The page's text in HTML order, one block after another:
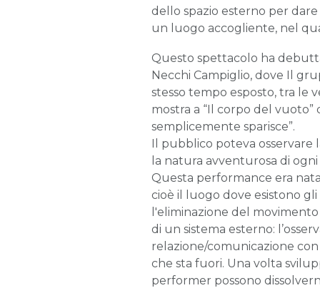
dello spazio esterno per
un luogo accogliente, nel
Questo spettacolo ha
Necchi Campiglio, dove Il
stesso tempo esposto, tra le
mostra a “Il corpo del
semplicemente sparisce”.
Il pubblico poteva osservare
la natura avventurosa di ogni
Questa performance era
cioè il luogo dove esistono
l'eliminazione del
di un sistema esterno:
relazione/comunicazione con
che sta fuori. Una volta
performer possono